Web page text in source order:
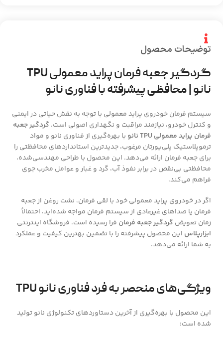
توضیحات محصول
گردگیر جعبه فرمان پراید معمولی TPU
نانو | محافظی پیشرفته با فناوری نانو
سیستم فرمان خودروی پراید معمولی با توجه به نقش حیاتی در ایمنی
و کنترل خودرو، نیازمند مراقبت و نگهداری اصولی است. گردگیر جعبه
فرمان پراید معمولی TPU نانو
با بهره‌گیری از فناوری نانو و مواد
ترموپلاستیک پلی‌یورتان مرغوب، جدیدترین استانداردهای محافظتی را
برای جعبه فرمان ارائه می‌دهد. این محصول با طراحی مهندسی‌شده،
محافظتی بی‌نقص در برابر نفوذ آب، گرد و غبار و عوامل مخرب جوی
فراهم می‌کند.
اگر در خودروی پراید معمولی خود با لقی فرمان، نشت روغن از جعبه
فرمان یا صداهای غیرعادی از سیستم فرمان مواجه شده‌اید، احتمالاً
زمان تعویض گردگیر جعبه فرمان فرا رسیده است. فروشگاه اینترنتی
ابزارپلاس این محصول پیشرفته را با تضمین بهترین کیفیت و عملکرد
به شما ارائه می‌دهد.
ویژگی‌های منحصر به فرد فناوری نانو TPU
این محصول با بهره‌گیری از آخرین دستاوردهای تکنولوژی نانو تولید
شده است: